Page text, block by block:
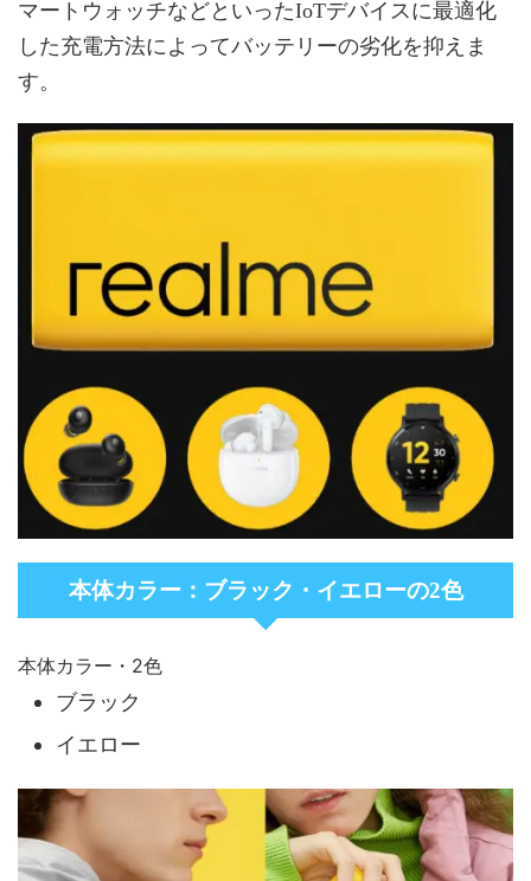
マートウォッチなどといったIoTデバイスに最適化
した充電方法によってバッテリーの劣化を抑えま
す。
本体カラー：ブラック・イエローの2色
本体カラー・2色
ブラック
イエロー